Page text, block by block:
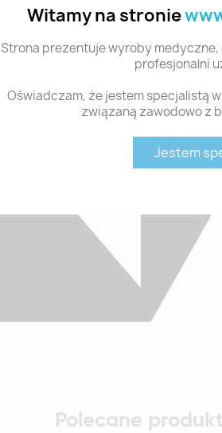
Witamy na stronie
Strona prezentuje wyroby
profesjonalni
Oświadczam, że jestem specjalistą
związaną zawodowo z
Jestem
Polecane